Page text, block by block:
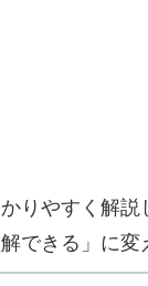
りやすく解説
できる」に変